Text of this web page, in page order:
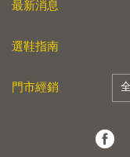
最新消息
選鞋指南
門市經銷